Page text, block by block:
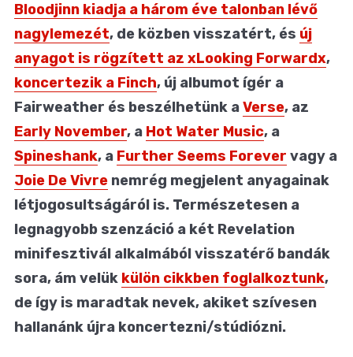
Bloodjinn kiadja a három éve talonban lévő
nagylemezét, de közben visszatért, és új
anyagot is rögzített az xLooking Forwardx,
koncertezik a Finch, új albumot ígér a
Fairweather és beszélhetünk aVerse, az
Early November, a Hot Water Music, a
Spineshank, a Further Seems Forever vagy a
Joie De Vivre nemrég megjelent anyagainak
létjogosultságáról is. Természetesen a
legnagyobb szenzáció a két Revelation
minifesztivál alkalmából visszatérő bandák
sora, ám velük külön cikkben foglalkoztunk,
de így is maradtak nevek, akiket szívesen
hallanánk újra koncertezni/stúdiózni.